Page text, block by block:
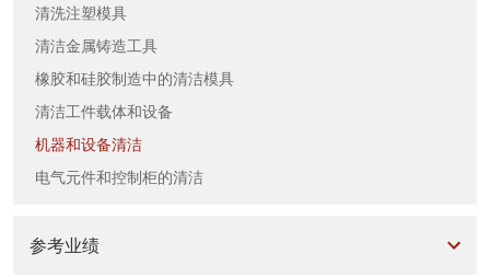
清洗注塑模具
清洁金属铸造工具
橡胶和硅胶制造中的清洁模具
清洁工件载体和设备
机器和设备清洁
电气元件和控制柜的清洁
参考业绩